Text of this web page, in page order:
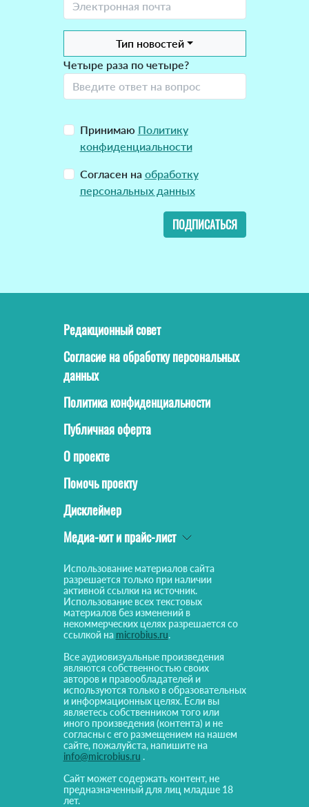
Тип новостей
Четыре раза по четыре?
Принимаю Политику
конфиденциальности
Согласен на обработку
персональных данных
ПОДПИСАТЬСЯ
Редакционный совет
Согласие на обработку персональных
данных
Политика конфиденциальности
Публичная оферта
О проекте
Помочь проекту
Дисклеймер
Медиа-кит и прайс-лист
Использование материалов сайта
разрешается только при наличии
активной ссылки на источник.
Использование всех текстовых
материалов без изменений в
некоммерческих целях разрешается со
ссылкой на microbius.ru.
Все аудиовизуальные произведения
являются собственностью своих
авторов и правообладателей и
используются только в образовательных
и информационных целях. Если вы
являетесь собственником того или
иного произведения (контента) и не
согласны с его размещением на нашем
сайте, пожалуйста, напишите на
info@microbius.ru .
Сайт может содержать контент, не
предназначенный для лиц младше 18
лет.